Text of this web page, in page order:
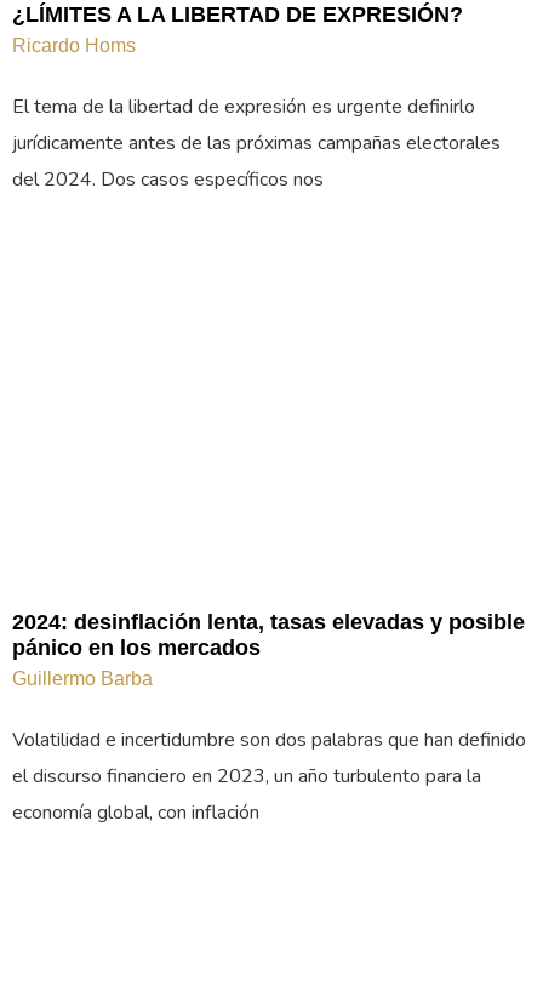
¿LÍMITES A LA LIBERTAD DE EXPRESIÓN?
Ricardo Homs
El tema de la libertad de expresión es urgente definirlo
jurídicamente antes de las próximas campañas electorales
del 2024. Dos casos específicos nos
2024: desinflación lenta, tasas elevadas y posible
pánico en los mercados
Guillermo Barba
Volatilidad e incertidumbre son dos palabras que han definido
el discurso financiero en 2023, un año turbulento para la
economía global, con inflación